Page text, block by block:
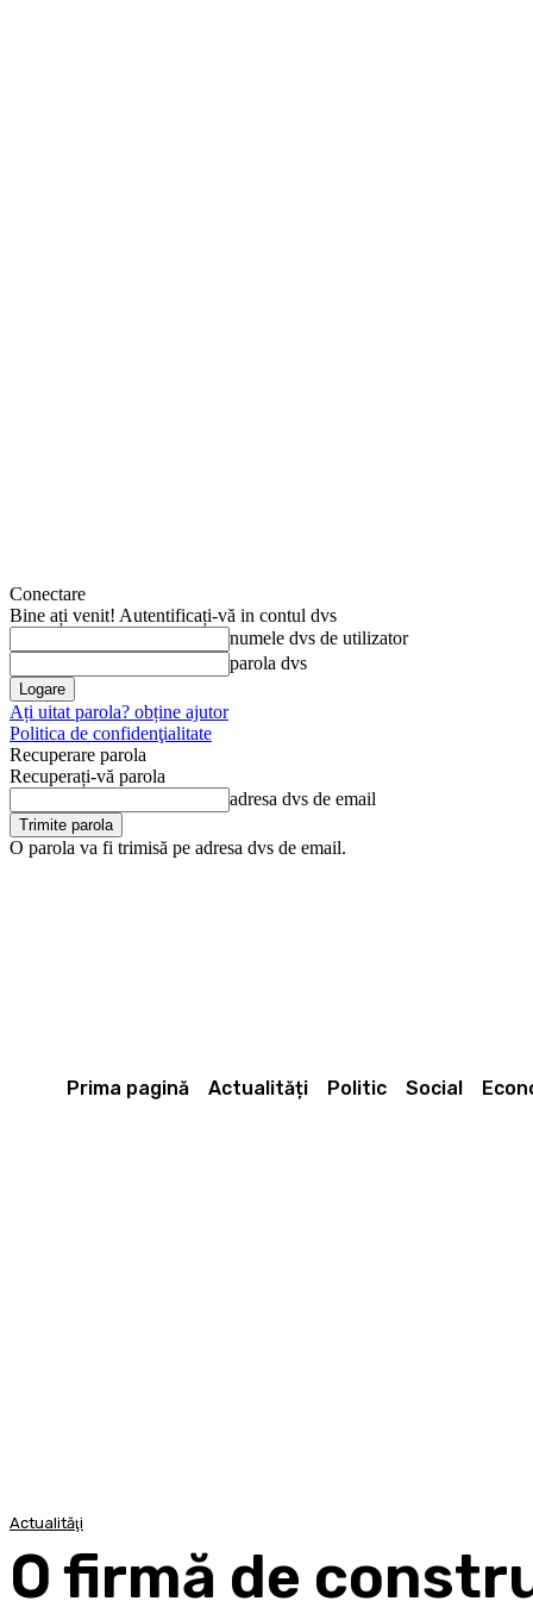
Conectare
Bine ați venit! Autentificați-vă in contul dvs
numele dvs de utilizator
parola dvs
Ați uitat parola? obține ajutor
Politica de confidenţialitate
Recuperare parola
Recuperați-vă parola
adresa dvs de email
O parola va fi trimisă pe adresa dvs de email.
Prima pagină Actualități Politic Social
Actualităţi
O firmă de